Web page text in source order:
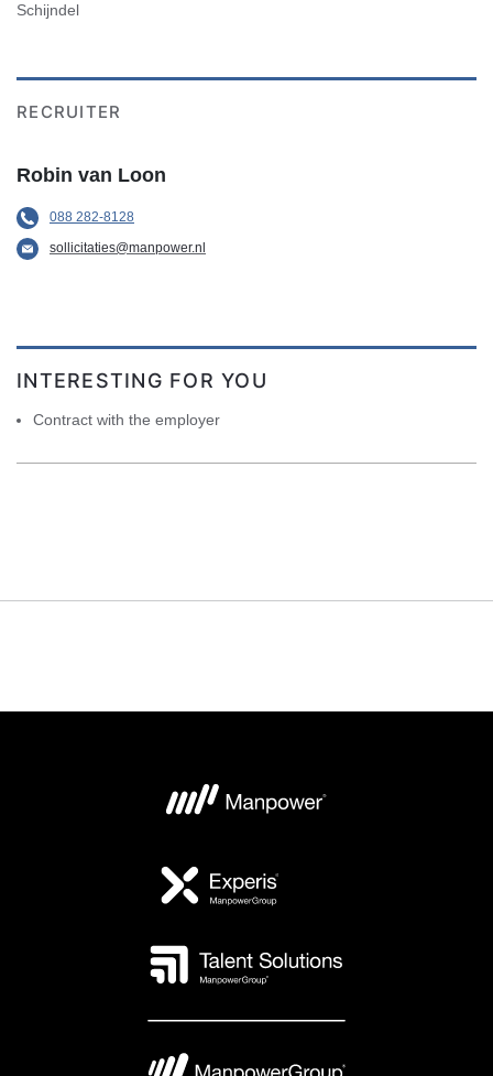
Schijndel
RECRUITER
Robin van Loon
088 282-8128
sollicitaties@manpower.nl
INTERESTING FOR YOU
Contract with the employer